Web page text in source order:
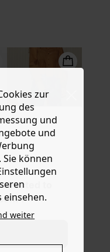
to
?
und
aus
Kunstdünger
Waist-Hose
49,99 €
99,99 €
-50%
zur
des
und
und
können
einsehen.
weiter